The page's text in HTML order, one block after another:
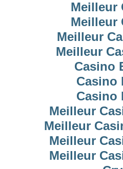
Meilleur
Meilleur
Meilleur
Meilleur
Casino
Casino
Casino
Meilleur
Meilleur
Meilleur
Meilleur